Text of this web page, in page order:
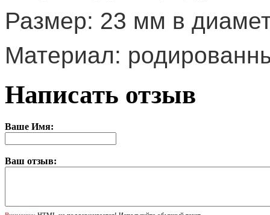
Размер: 23 мм в
Материал:
Написать отзыв
Ваше Имя:
Ваш отзыв: